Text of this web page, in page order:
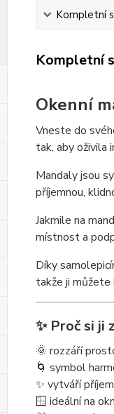
Kompletní
Kompletní
Okenní
Vneste do
tak, aby oživila
Mandaly jsou
příjemnou,
Jakmile na
místnost a
Díky
takže ji
✨ Proč si ji
🌞 rozzáří
🌀 symbol
✨ vytváří
🪟 ideální na